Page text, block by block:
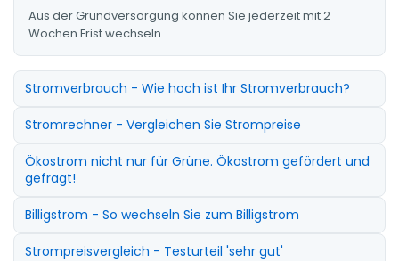
Aus der Grundversorgung können Sie jederzeit mit 2
Wochen Frist wechseln.
Stromverbrauch - Wie hoch ist Ihr Stromverbrauch?
Stromrechner - Vergleichen Sie Strompreise
Ökostrom nicht nur für Grüne. Ökostrom gefördert und
gefragt!
Billigstrom - So wechseln Sie zum Billigstrom
Strompreisvergleich - Testurteil 'sehr gut'